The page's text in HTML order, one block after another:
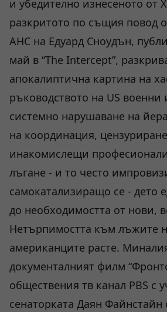
и убедително изнесеното от
разкритото по същия повод
АНС на Едуард Сноудън,
май в “The Intercept”,
апокалиптична картина на
ръководството на US военни
системно нарушаване на
на координация,
инакомислещи
лъгане - и то често
самокатализиращо се - дето
до необходимостта от нови,
Нетърпимостта към лъжите
американците расте.
документалният филм
обществения тв канал PBS с
сенаторката Даян Файнстайн